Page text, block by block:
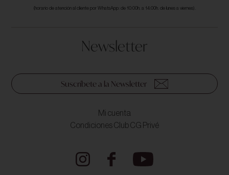
(horario de atención al cliente por WhatsApp: de 10:00h. a 14:00h. de lunes a viernes).
Newsletter
Suscríbete a la Newsletter
Mi cuenta
Condiciones Club CG Privé